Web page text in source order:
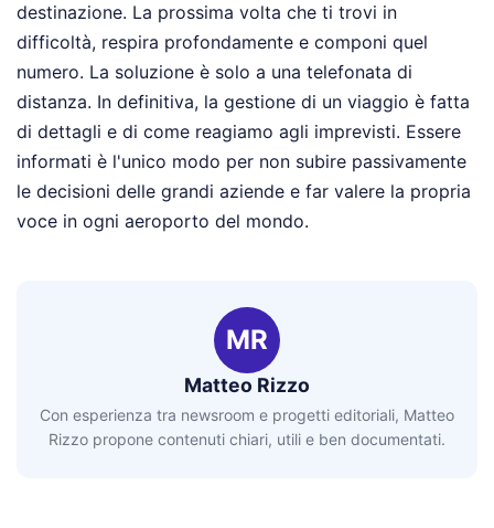
destinazione. La prossima volta che ti trovi in
difficoltà, respira profondamente e componi quel
numero. La soluzione è solo a una telefonata di
distanza. In definitiva, la gestione di un viaggio è fatta
di dettagli e di come reagiamo agli imprevisti. Essere
informati è l'unico modo per non subire passivamente
le decisioni delle grandi aziende e far valere la propria
voce in ogni aeroporto del mondo.
MR
Matteo Rizzo
Con esperienza tra newsroom e progetti editoriali, Matteo
Rizzo propone contenuti chiari, utili e ben documentati.